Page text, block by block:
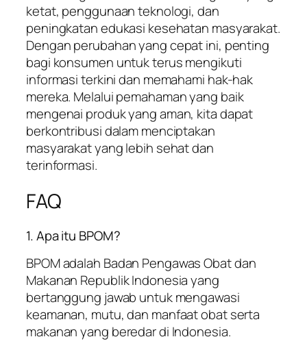
ketat, penggunaan teknologi, dan
peningkatan edukasi kesehatan masyarakat.
Dengan perubahan yang cepat ini, penting
bagi konsumen untuk terus mengikuti
informasi terkini dan memahami hak-hak
mereka. Melalui pemahaman yang baik
mengenai produk yang aman, kita dapat
berkontribusi dalam menciptakan
masyarakat yang lebih sehat dan
terinformasi.
FAQ
1. Apa itu BPOM?
BPOM adalah Badan Pengawas Obat dan
Makanan Republik Indonesia yang
bertanggung jawab untuk mengawasi
keamanan, mutu, dan manfaat obat serta
makanan yang beredar di Indonesia.